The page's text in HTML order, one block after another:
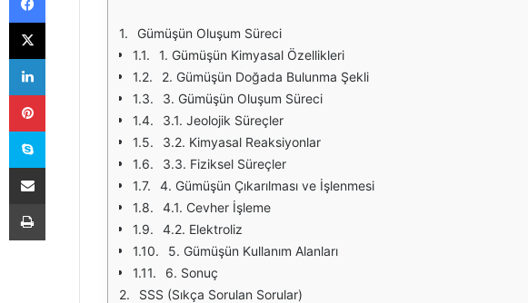
Gümüşün Oluşum Süreci
1. Gümüşün Kimyasal Özellikleri
2. Gümüşün Doğada Bulunma Şekli
3. Gümüşün Oluşum Süreci
3.1. Jeolojik Süreçler
3.2. Kimyasal Reaksiyonlar
3.3. Fiziksel Süreçler
4. Gümüşün Çıkarılması ve İşlenmesi
4.1. Cevher İşleme
4.2. Elektroliz
5. Gümüşün Kullanım Alanları
6. Sonuç
SSS (Sıkça Sorulan Sorular)
X
LinkedIn
Pinterest
Skype
E-Posta ile paylaş